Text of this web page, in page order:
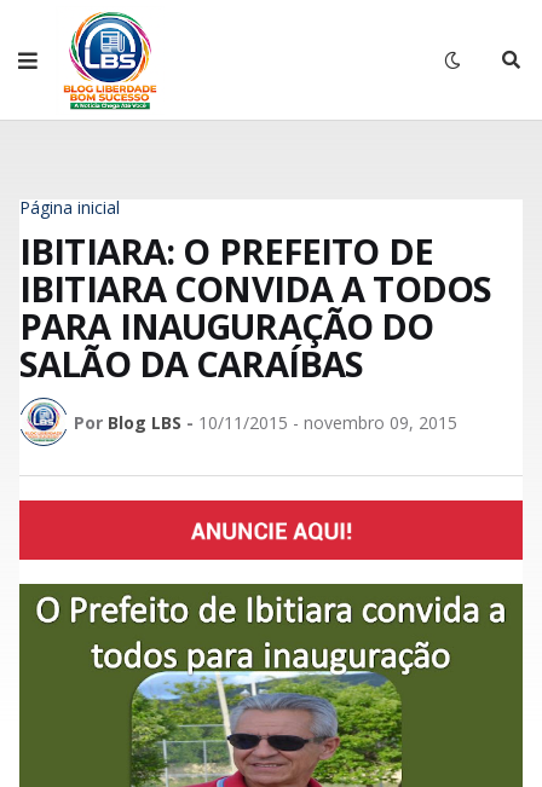
Página inicial
IBITIARA: O PREFEITO DE
IBITIARA CONVIDA A TODOS
PARA INAUGURAÇÃO DO
SALÃO DA CARAÍBAS
Por Blog LBS - 10/11/2015 - novembro 09, 2015